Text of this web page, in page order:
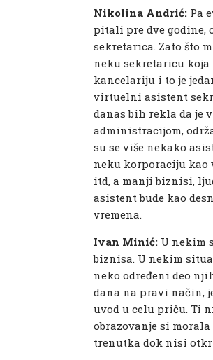
Nikolina Andrić: Pa
pitali pre dve godine,
sekretarica. Zato što
neku sekretaricu koja
kancelariju i to je
virtuelni asistent
danas bih rekla da je
administracijom,
su se više nekako
neku korporaciju kao
itd, a manji biznisi,
asistent bude kao
vremena.
Ivan Minić: U nekim
biznisa. U nekim
neko određeni deo
dana na pravi način,
uvod u celu priču. Ti
obrazovanje si
trenutka dok nisi